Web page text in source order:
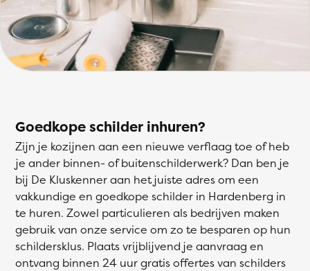
Goedkope schilder inhuren?
Zijn je kozijnen aan een nieuwe verflaag toe of heb
je ander binnen- of buitenschilderwerk? Dan ben je
bij De Kluskenner aan het juiste adres om een
vakkundige en goedkope schilder in Hardenberg in
te huren. Zowel particulieren als bedrijven maken
gebruik van onze service om zo te besparen op hun
schildersklus. Plaats vrijblijvend je aanvraag en
ontvang binnen 24 uur gratis offertes van schilders